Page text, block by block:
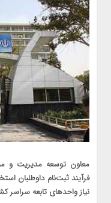
معاون توسعه مدیریت و
فرآیند ثبت‌نام داوطلبان
نیاز واحدهای تابعه سراسر